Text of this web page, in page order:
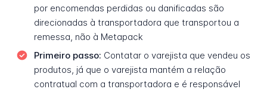
por encomendas perdidas ou danificadas são
direcionadas à transportadora que transportou a
remessa, não à Metapack
Primeiro passo: Contatar o varejista que vendeu os
produtos, já que o varejista mantém a relação
contratual com a transportadora e é responsável